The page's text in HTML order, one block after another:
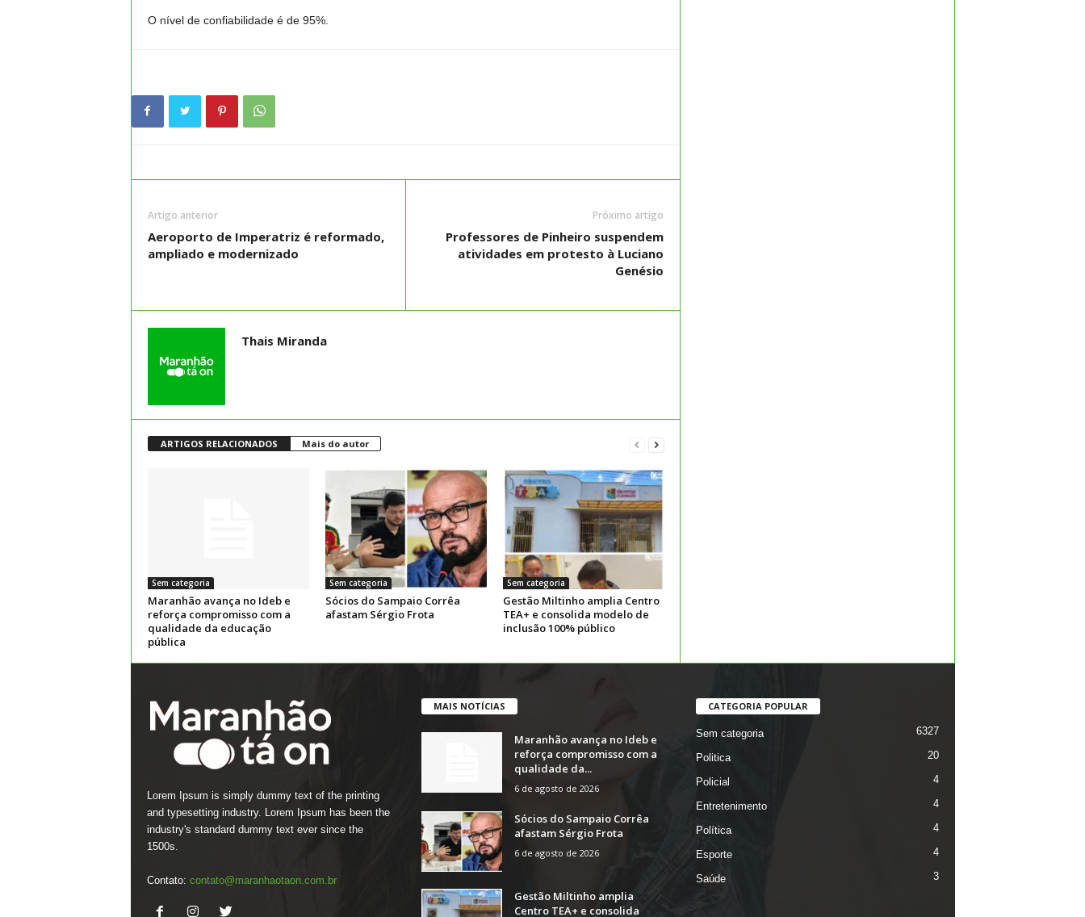
O nível de confiabilidade é de 95%.
Artigo anterior
Aeroporto de Imperatriz é reformado,
ampliado e modernizado
Próximo artigo
Professores de Pinheiro suspendem
atividades em protesto à Luciano
Genésio
Thais Miranda
ARTIGOS RELACIONADOS Mais do autor
Sem categoria
Maranhão avança no Ideb e
reforça compromisso com a
qualidade da educação
pública
Sem categoria
Sócios do Sampaio Corrêa
afastam Sérgio Frota
Sem categoria
Gestão Miltinho amplia Centro
TEA+ e consolida modelo de
inclusão 100% público
Lorem Ipsum is simply dummy text of the printing
and typesetting industry. Lorem Ipsum has been the
industry's standard dummy text ever since the
1500s.
Contato: contato@maranhaotaon.com.br
MAIS NOTÍCIAS
Maranhão avança no Ideb e
reforça compromisso com a
qualidade da...
6 de agosto de 2026
Sócios do Sampaio Corrêa
afastam Sérgio Frota
6 de agosto de 2026
Gestão Miltinho amplia
Centro TEA+ e consolida
CATEGORIA POPULAR
Sem categoria 6327
Politica 20
Policial 4
Entretenimento 4
Política 4
Esporte 4
Saúde 3